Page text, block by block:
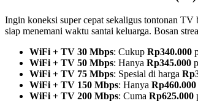
Ingin koneksi super cepat sekaligus tontonan TV
siap menemani waktu santai keluarga. Bosan
WiFi + TV 30 Mbps: Cukup Rp340.000
WiFi + TV 50 Mbps: Hanya Rp345.000
WiFi + TV 75 Mbps: Spesial di harga
WiFi + TV 150 Mbps: Hanya Rp460.000
WiFi + TV 200 Mbps: Cuma Rp625.000